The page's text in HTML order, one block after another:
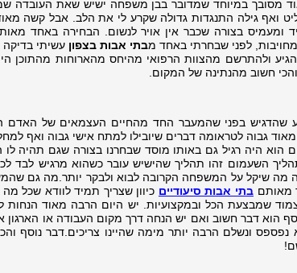
במיוחד שמדובר בבן משפחה ישיש שאת העובדה
ואף גילה התנגדות גדולה שקרע לי את הלב. אבל קשה
ומעמיס בצורה שכבר אין אויר לנשום. הבחירה באחד
לפני שבחרתי באחד מבתי אבות בצפון עשיתי
ולהתרשם מהצוות הרפואי מהיחס מהארוחות מהתוכן
חשוב מהנתינה של המקום.
שהדגיש בפני שהמעבר החד מהחיים העצמאים של האדם
מאוד גבוה לטראומה דברים שיובילו למתח אישי גבוה ואף
היה רגיל גם באותו מוסד שבחרנו בצורה שגם תהיה לו
השעמום זהו תהליך שהישיש עובר כשהוא מרגיש לבד
שיקל על המשפחה הקרובה לבוא ולבקר יותר.מה גם
מאותם בתי אבות סיעודיים כיוון שצריך תמיד לוודא שכל מה
שמבצעת הכל ובמקצועיות. יש היום הרבה מאוד הנחות
הוא דבר חשוב ואם יש הנחה דרך מקום העבודה או הארגון
ונשלם הרבה יותר מימה שהיינו צריכים.דבר נוסף